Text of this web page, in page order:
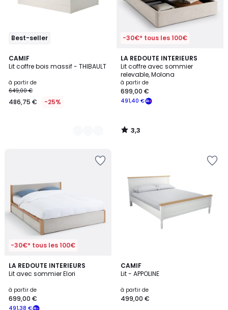
Best-seller
CAMIF
Lit coffre bois massif - THIBAULT
à partir de
649,00 €
486,75 € -25%
2
Couleurs
-30€* tous les 100€
LA REDOUTE INTERIEURS
Lit coffre avec sommier
relevable, Molona
à partir de
491,40 €
699,00 €
3,3
/ 5
3,3
/
-30€* tous les 100€
LA REDOUTE INTERIEURS
Lit avec sommier Elori
à partir de
491,38 €
699,00 €
4,4
/ 5
CAMIF
Lit - APPOLINE
à partir de
499,00 €